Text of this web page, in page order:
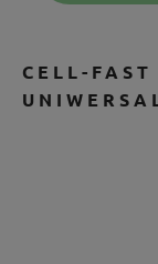
CELL-